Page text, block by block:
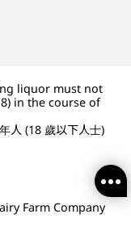
liquor must not
in the course of
人 (18 歲以下人士)
Farm Company